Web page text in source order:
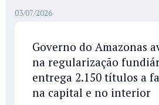
03/07/2026
Governo do Amazonas
na regularização
entrega 2.150 títulos a
na capital e no interior